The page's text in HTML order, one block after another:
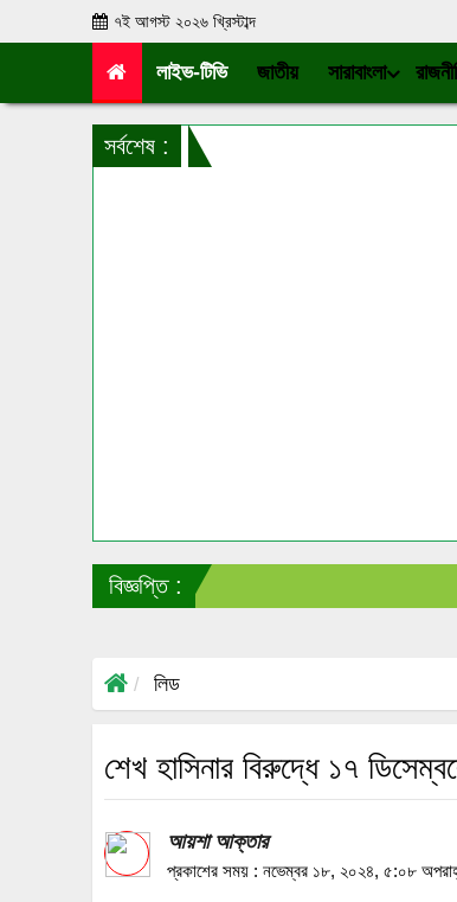
৭ই আগস্ট ২০২৬ খ্রিস্টাব্দ
লাইভ-টিভি জাতীয় সারাবাংলা
সর্বশেষ :
বিজ্ঞপ্তি :
লিড
শেখ হাসিনার বিরুদ্ধে ১৭
আয়শা আক্তার
প্রকাশের সময় : নভেম্বর ১৮, ২০২৪, ৫:০৮